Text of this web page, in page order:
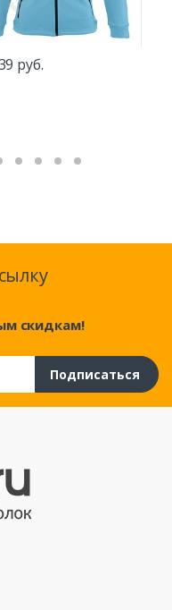
руб.
скидкам!
Подписаться